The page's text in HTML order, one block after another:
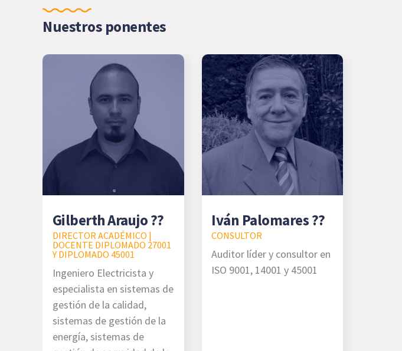
Nuestros ponentes
Gilberth Araujo ??
DIRECTOR ACADÉMICO |
DOCENTE DIPLOMADO 27001
Y DIPLOMADO 45001
Ingeniero Electricista y
especialista en sistemas de
gestión de la calidad,
sistemas de gestión de la
energía, sistemas de
Iván Palomares ??
CONSULTOR
Auditor líder y consultor en
ISO 9001, 14001 y 45001